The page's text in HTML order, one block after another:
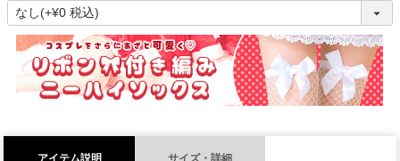
(
須
)
アイテム説明 サイズ・詳細